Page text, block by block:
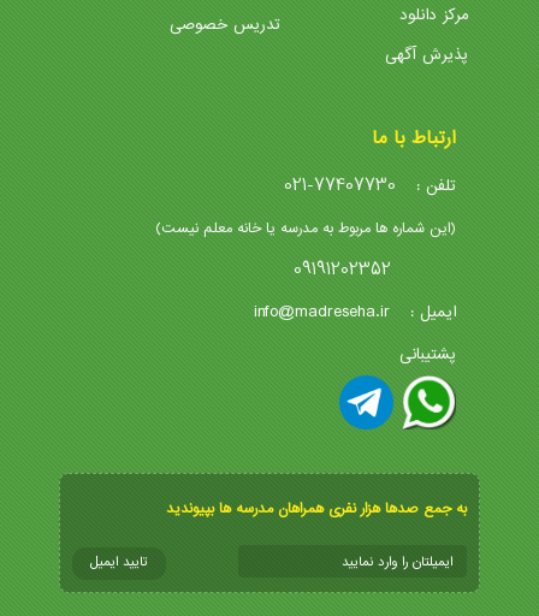
مرکز دانلود
پذیرش آگهی
تدریس خصوصی
ارتباط با ما
تلفن : 021-77407730
(این شماره ها مربوط به مدرسه یا خانه معلم نیست)
09191202352
ایمیل : info@madreseha.ir
پشتیبانی
به جمع صدها هزار نفری همراهان مدرسه ها بپیوندید